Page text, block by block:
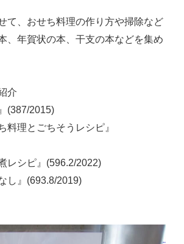
て、おせち料理の作り方や掃除など
、年賀状の本、干支の本などを集め
介
(387/2015)
料理とごちそうレシピ』
レシピ』(596.2/2022)
おはなし』(693.8/2019)